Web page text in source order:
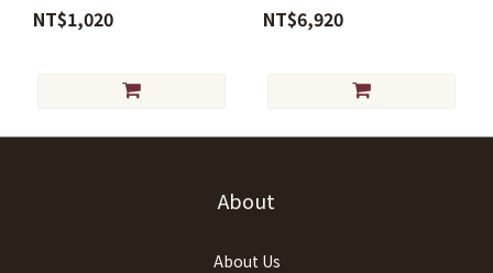
NT$1,020 NT$6,920
About
About Us